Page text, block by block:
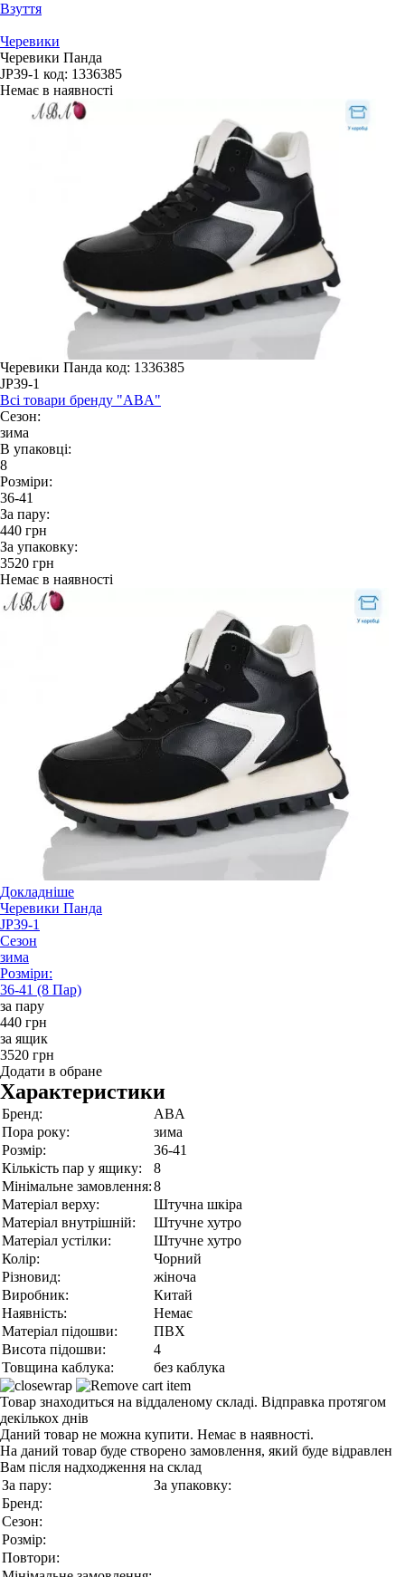
Взуття
Черевики
Черевики Панда
JP39-1 код: 1336385
Немає в наявності
Черевики Панда код: 1336385
JP39-1
Всі товари бренду "ABA"
Сезон:
зима
В упаковці:
8
Розміри:
36-41
За пару:
440 грн
За упаковку:
3520 грн
Немає в наявності
Докладніше
Черевики Панда
JP39-1
Сезон
зима
Розміри:
36-41 (8 Пар)
за пару
440 грн
за ящик
3520 грн
Додати в обране
Характеристики
Бренд:
ABA
Пора року:
зима
Розмір:
36-41
Кількість пар у ящику:
8
Мінімальне замовлення:8
Матеріал верху:
Штучна шкіра
Матеріал внутрішній:
Штучне хутро
Матеріал устілки:
Штучне хутро
Колір:
Чорний
Різновид:
жіноча
Виробник:
Китай
Наявність:
Немає
Матеріал підошви:
ПВХ
Висота підошви:
4
Товщина каблука:
без каблука
Товар знаходиться на віддаленому складі. Відправка протягом
декількох днів
Даний товар не можна купити. Немає в наявності.
На даний товар буде створено замовлення, який буде відравлен
Вам після надходження на склад
За пару:
За упаковку:
Бренд:
Сезон:
Розмір:
Повтори: